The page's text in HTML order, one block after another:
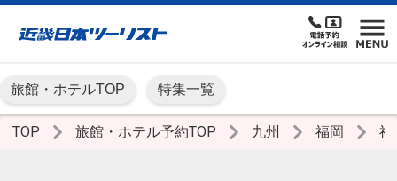
旅館・ホテルTOP 特集一覧
TOP 旅館・ホテル予約TOP 九州 福岡